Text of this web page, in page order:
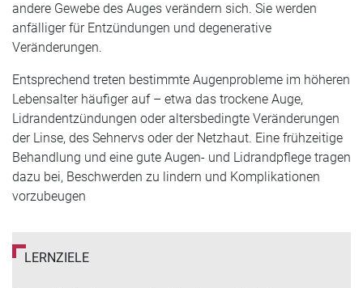
andere Gewebe des Auges verändern sich. Sie werden
anfälliger für Entzündungen und degenerative
Veränderungen.
Entsprechend treten bestimmte Augenprobleme im höheren
Lebensalter häufiger auf – etwa das trockene Auge,
Lidrandentzündungen oder altersbedingte Veränderungen
der Linse, des Sehnervs oder der Netzhaut. Eine frühzeitige
Behandlung und eine gute Augen- und Lidrandpflege tragen
dazu bei, Beschwerden zu lindern und Komplikationen
vorzubeugen
LERNZIELE